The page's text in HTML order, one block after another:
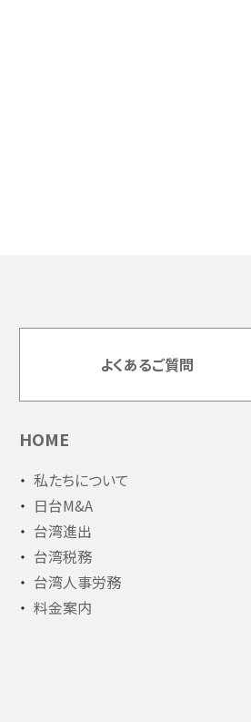
よくあるご質問
HOME
私たちについて
日台M&A
台湾進出
台湾税務
台湾人事労務
料金案内